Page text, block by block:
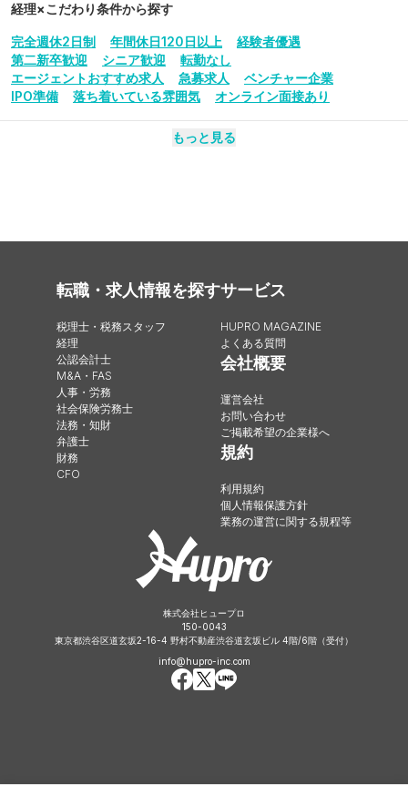
経理×こだわり条件から探す
完全週休2日制 年間休日120日以上
経験者優遇
第二新卒歓迎
シニア歓迎
転勤なし
エージェントおすすめ求人
急募求人
ベンチャー企業
IPO準備
落ち着いている雰囲気 オンライン面接あり
もっと見る
転職・求人情報を探す
税理士・税務スタッフ
経理
公認会計士
M&A・FAS
人事・労務
社会保険労務士
法務・知財
弁護士
財務
CFO
サービス
HUPRO MAGAZINE
よくある質問
会社概要
運営会社
お問い合わせ
ご掲載希望の企業様へ
規約
利用規約
個人情報保護方針
業務の運営に関する規程等
株式会社ヒュープロ
150-0043
東京都渋谷区道玄坂2-16-4 野村不動産渋谷道玄坂ビル 4階/6階（受付）
info@hupro-inc.com